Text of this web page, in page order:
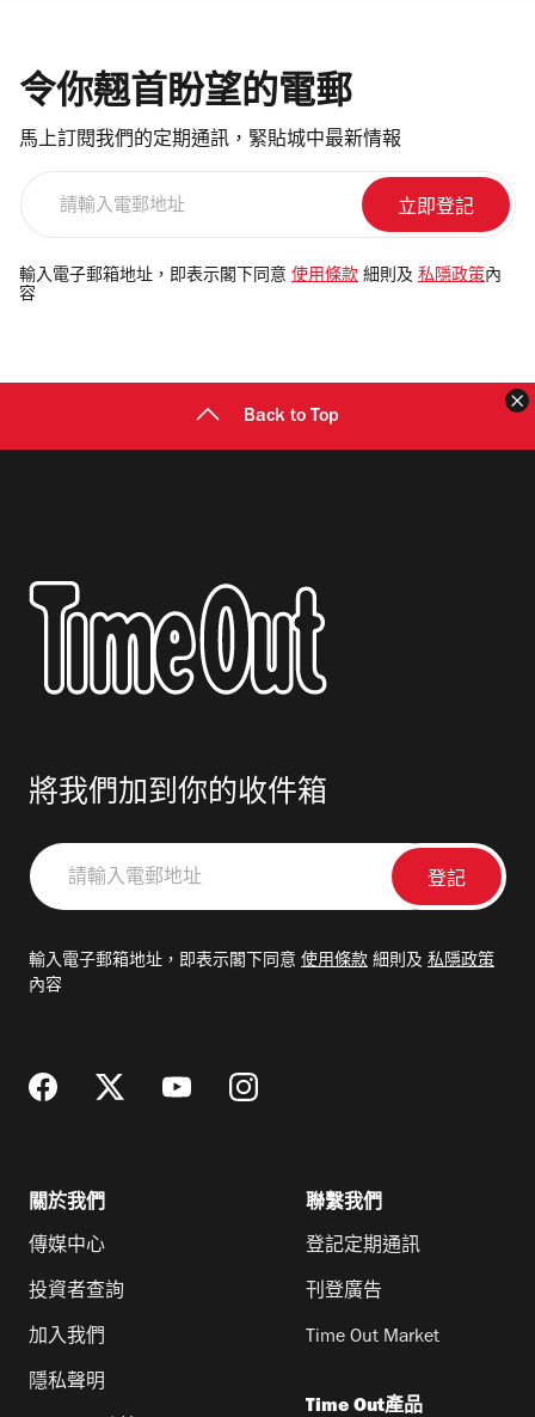
令你翹首盼望的電郵
馬上訂閱我們的定期通訊，緊貼城中最新情報
電
郵
輸入電子郵箱地址，即表示閣下同意 使用條款 細則及 私隱政策 內
容
Back to Top
將我們加到你的收件箱
請
輸
郵
輸入電子郵箱地址，即表示閣下同意 使用條款 細則及 私隱政策
內容
關於我們
傳媒中心
投資者查詢
加入我們
隱私聲明
聯繫我們
登記定期通訊
刊登廣告
Time Out Market
Time Out產品